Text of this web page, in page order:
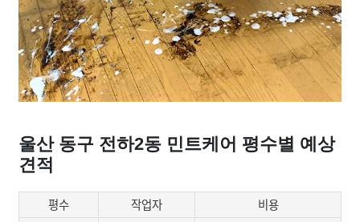
울산 동구 전하2동 민트케어 평수별 예상
견적
평수 작업자
비용